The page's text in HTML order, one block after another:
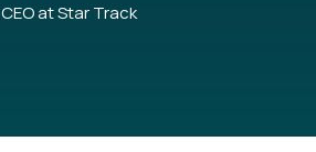
CEO at Star Track